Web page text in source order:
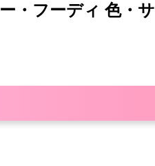
・フーディ 色・